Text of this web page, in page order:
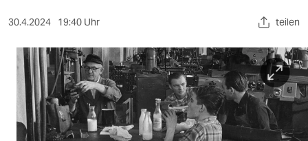
wahrheit
verlag
verlag
30.4.2024 19:40 Uhr teilen